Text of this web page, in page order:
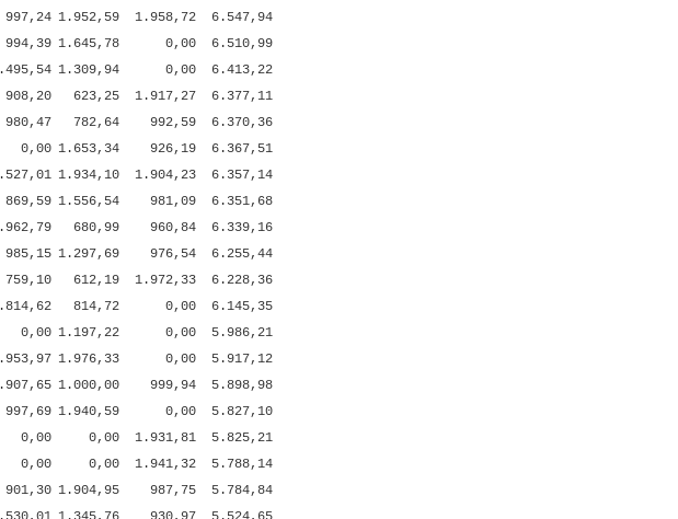
997,24 1.952,59 1.958,72
6.547,94
994,39 1.645,78 0,00
6.510,99
1.309,94 0,00
6.413,22
908,20 623,25 1.917,27
6.377,11
980,47 782,64 992,59
6.370,36
0,00 1.653,34 926,19
6.367,51
1.934,10 1.904,23
6.357,14
869,59 1.556,54 981,09
6.351,68
680,99 960,84
6.339,16
985,15 1.297,69 976,54
6.255,44
759,10 612,19 1.972,33
6.228,36
814,72 0,00
6.145,35
0,00 1.197,22 0,00
5.986,21
1.976,33 0,00
5.917,12
1.000,00 999,94
5.898,98
997,69 1.940,59 0,00
5.827,10
0,00 0,00 1.931,81
5.825,21
0,00 0,00 1.941,32
5.788,14
901,30 1.904,95 987,75
5.784,84